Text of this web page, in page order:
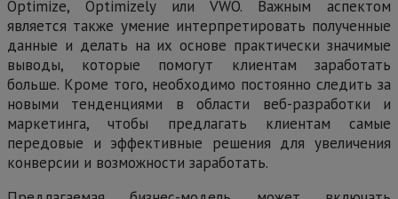
Optimize, Optimizely или VWO. Важным аспектом
является также умение интерпретировать полученные
данные и делать на их основе практически значимые
выводы, которые помогут клиентам заработать
больше. Кроме того, необходимо постоянно следить за
новыми тенденциями в области веб-разработки и
маркетинга, чтобы предлагать клиентам самые
передовые и эффективные решения для увеличения
конверсии и возможности заработать.